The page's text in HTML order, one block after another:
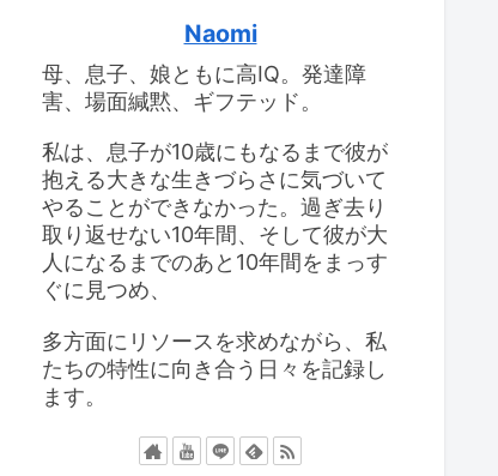
高IQの女の子、思春期が
大変
食べ物をよくこぼすこと
と対応策
Naomi
母、息子、娘ともに高IQ。発達障
害、場面緘黙、ギフテッド。
私は、息子が10歳にもなるまで彼が
抱える大きな生きづらさに気づいて
やることができなかった。過ぎ去り
取り返せない10年間、そして彼が大
人になるまでのあと10年間をまっす
ぐに見つめ、
多方面にリソースを求めながら、私
たちの特性に向き合う日々を記録し
ます。